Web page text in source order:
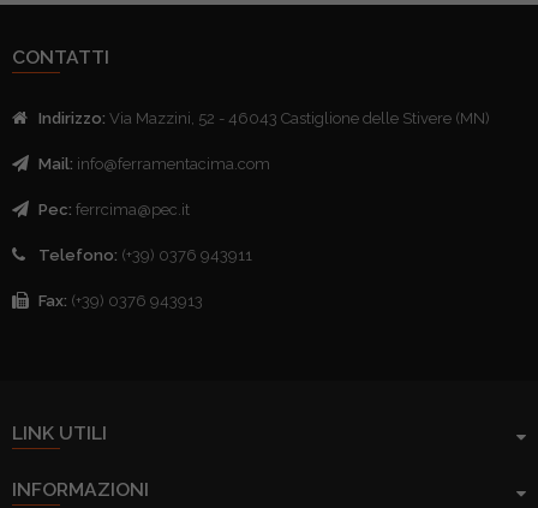
CONTATTI
Indirizzo: Via Mazzini, 52 - 46043 Castiglione delle Stivere (MN)
Mail: info@ferramentacima.com
Pec: ferrcima@pec.it
Telefono: (+39) 0376 943911
Fax: (+39) 0376 943913
LINK UTILI
INFORMAZIONI